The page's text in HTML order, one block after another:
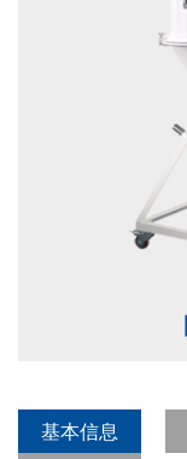
基本信息